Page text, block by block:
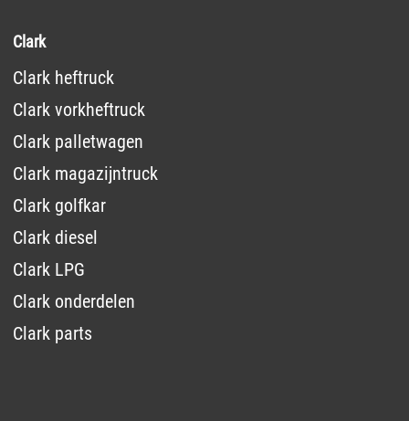
Clark
Clark heftruck
Clark vorkheftruck
Clark palletwagen
Clark magazijntruck
Clark golfkar
Clark diesel
Clark LPG
Clark onderdelen
Clark parts